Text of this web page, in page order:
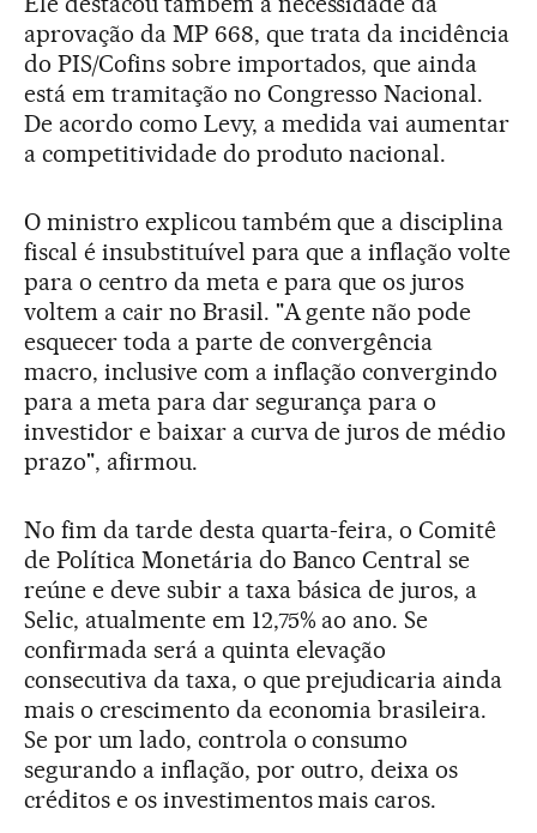
aprovação da MP 668, que trata da incidência
do PIS/Cofins sobre importados, que ainda
está em tramitação no Congresso Nacional.
De acordo como Levy, a medida vai aumentar
a competitividade do produto nacional.
O ministro explicou também que a disciplina
fiscal é insubstituível para que a inflação volte
para o centro da meta e para que os juros
voltem a cair no Brasil. "A gente não pode
esquecer toda a parte de convergência
macro, inclusive com a inflação convergindo
para a meta para dar segurança para o
investidor e baixar a curva de juros de médio
prazo", afirmou.
No fim da tarde desta quarta-feira, o Comitê
de Política Monetária do Banco Central se
reúne e deve subir a taxa básica de juros, a
Selic, atualmente em 12,75% ao ano. Se
confirmada será a quinta elevação
consecutiva da taxa, o que prejudicaria ainda
mais o crescimento da economia brasileira.
Se por um lado, controla o consumo
segurando a inflação, por outro, deixa os
créditos e os investimentos mais caros.